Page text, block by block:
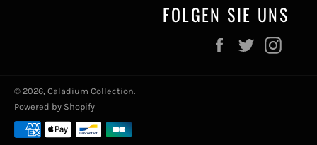
FOLGEN SIE UNS
Facebook
Twitter
© 2026, Caladium Collection.
Powered by Shopify
Zahlungsmethoden